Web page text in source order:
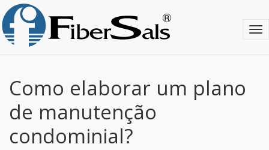
k
i
T
Como elaborar um plano
de manutenção
condominial?